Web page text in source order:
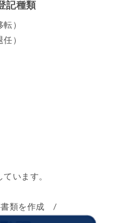
記種類
）
）
います。
書類を作成 /